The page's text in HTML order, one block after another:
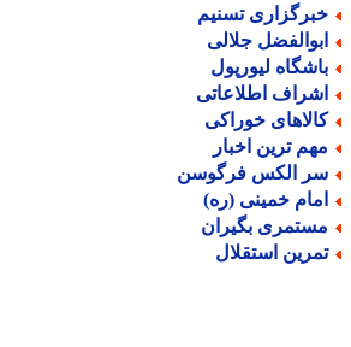
تسنیم
جلالی
لیورپول
اطلاعاتی
خوراکی
ترین اخبار
الکس فرگوسن
خمینی (ره)
بگیران
استقلال